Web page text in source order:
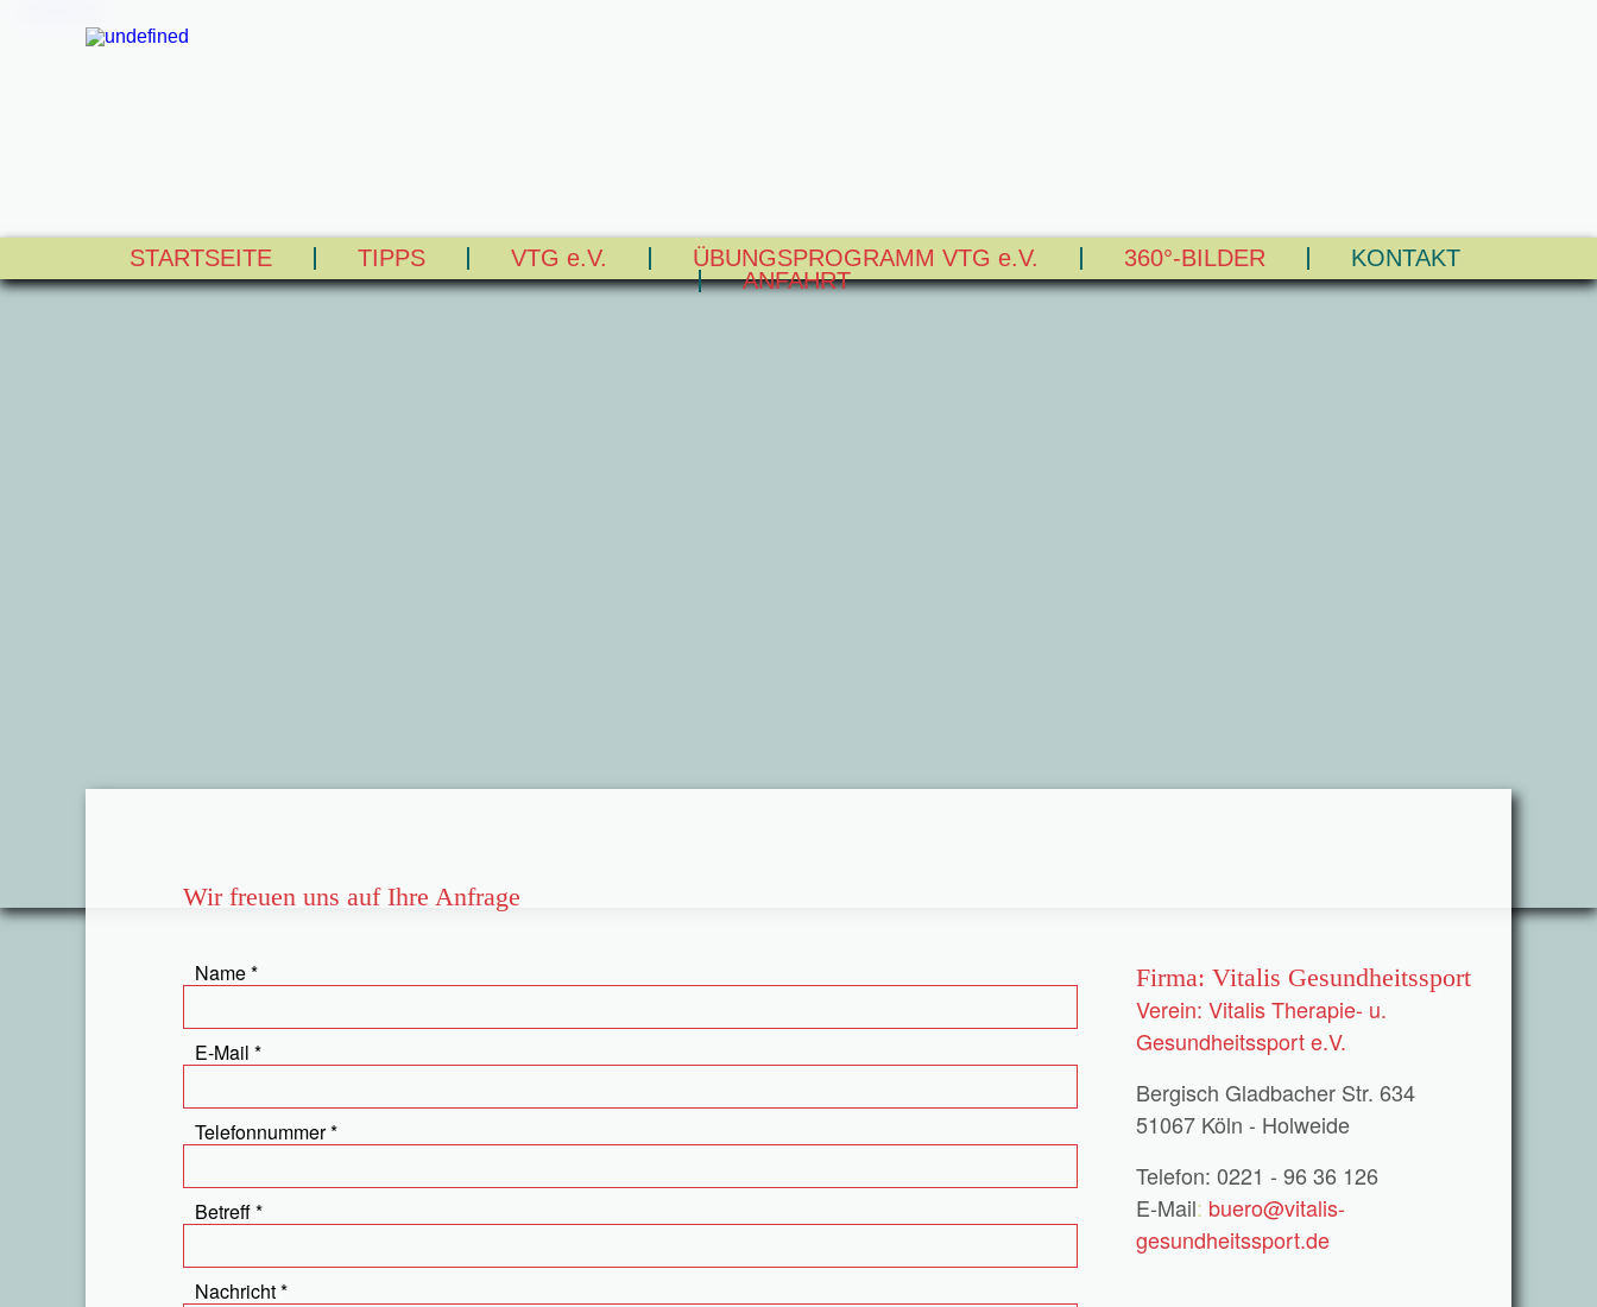
STARTSEITE TIPPS VTG e.V. ÜBUNGSPROGRAMM VTG e.V. 360°-BILDER
KONTAKT
ANFAHRT
Wir freuen uns auf Ihre Anfrage
Name
E-Mail
Telefonnummer
Betreff
Nachricht
Firma: Vitalis Gesundheitssport
Verein: Vitalis Therapie- u.
Gesundheitssport e.V.
Bergisch Gladbacher Str. 634
51067 Köln - Holweide
Telefon: 0221 - 96 36 126
E-Mail: buero@vitalis-
gesundheitssport.de